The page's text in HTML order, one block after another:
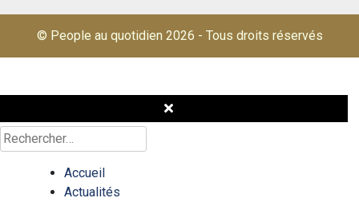
© People au quotidien 2026 - Tous droits réservés
Rechercher :
Accueil
Actualités